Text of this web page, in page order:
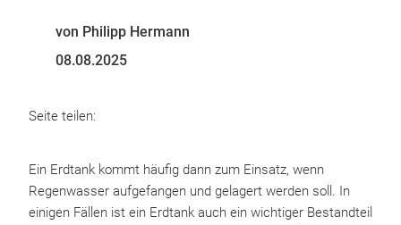
von Philipp Hermann
08.08.2025
Seite teilen:
Ein Erdtank kommt häufig dann zum Einsatz, wenn
Regenwasser aufgefangen und gelagert werden soll. In
einigen Fällen ist ein Erdtank auch ein wichtiger Bestandteil